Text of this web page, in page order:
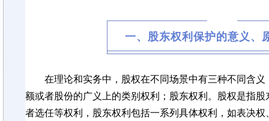
一、股东权利保护的意义、
在理论和实务中，股权在不同场景中有三种不同含
额或者股份的广义上的类别权利；股东权利。
股权是指股
者选任等权利，股东权利包括一系列具体权利，如表决